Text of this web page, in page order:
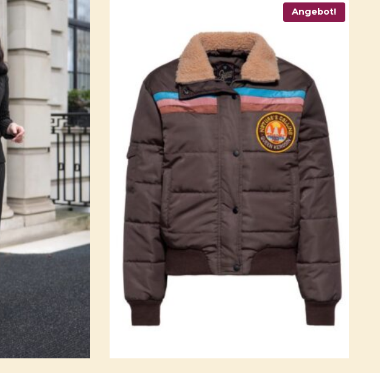
Angebot!